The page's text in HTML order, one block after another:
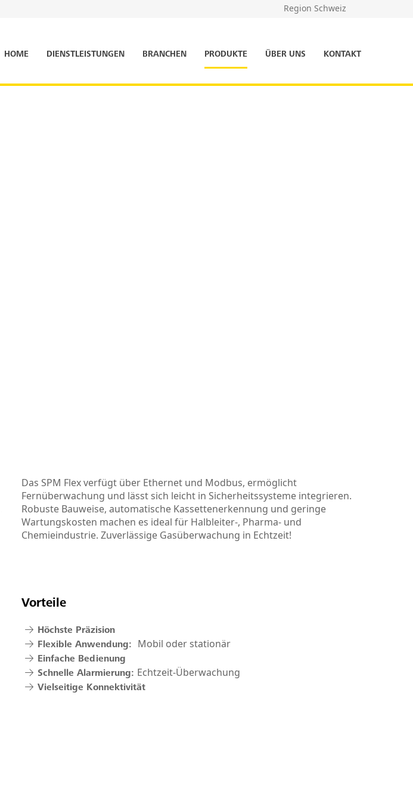
Region Schweiz
HOME DIENSTLEISTUNGEN BRANCHEN PRODUKTE ÜBER UNS KONTAKT
Das SPM Flex verfügt über Ethernet und Modbus, ermöglicht
Fernüberwachung und lässt sich leicht in Sicherheitssysteme integrieren.
Robuste Bauweise, automatische Kassettenerkennung und geringe
Wartungskosten machen es ideal für Halbleiter-, Pharma- und
Chemieindustrie. Zuverlässige Gasüberwachung in Echtzeit!
Vorteile
Höchste Präzision
Flexible Anwendung: Mobil oder stationär
Einfache Bedienung
Schnelle Alarmierung: Echtzeit-Überwachung
Vielseitige Konnektivität